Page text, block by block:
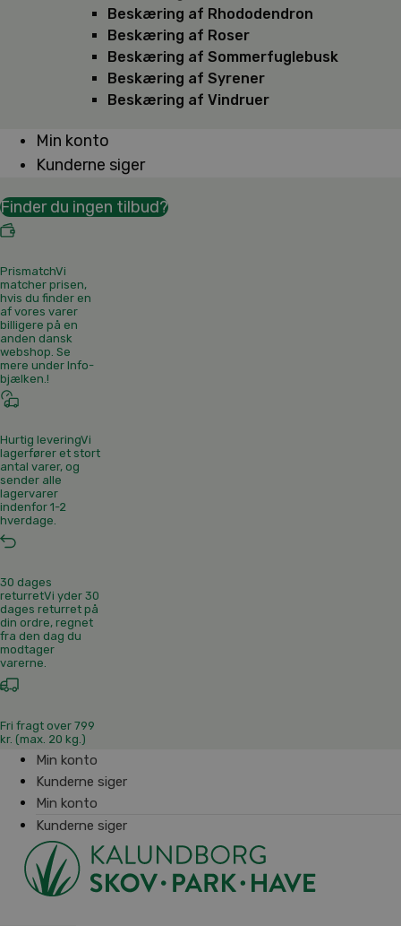
Beskæring af Rhododendron
Beskæring af Roser
Beskæring af Sommerfuglebusk
Beskæring af Syrener
Beskæring af Vindruer
Min konto
Kunderne siger
Finder du ingen tilbud?
PrismatchVi
matcher prisen,
hvis du finder en
af vores varer
billigere på en
anden dansk
webshop. Se
mere under Info-
bjælken.!
Hurtig leveringVi
lagerfører et stort
antal varer, og
sender alle
lagervarer
indenfor 1-2
hverdage.
30 dages
returretVi yder 30
dages returret på
din ordre, regnet
fra den dag du
modtager
varerne.
Fri fragt over 799
kr. (max. 20 kg.)
Min konto
Kunderne siger
Min konto
Kunderne siger